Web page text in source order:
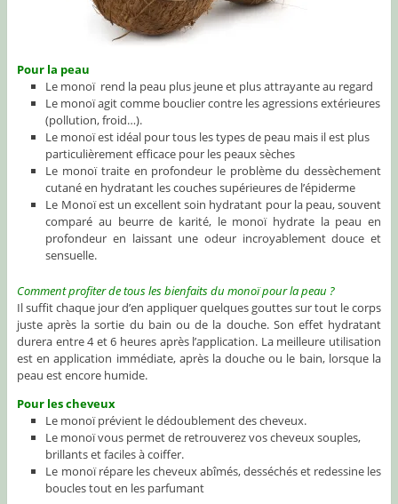
Pour la peau
Le monoï rend la peau plus jeune et plus attrayante au regard
Le monoï agit comme bouclier contre les agressions extérieures
(pollution, froid…).
Le monoï est idéal pour tous les types de peau mais il est plus
particulièrement efficace pour les peaux sèches
Le monoï traite en profondeur le problème du dessèchement
cutané en hydratant les couches supérieures de l’épiderme
Le Monoï est un excellent soin hydratant pour la peau, souvent
comparé au beurre de karité, le monoï hydrate la peau en
profondeur en laissant une odeur incroyablement douce et
sensuelle.
Comment profiter de tous les bienfaits du monoï pour la peau ?
Il suffit chaque jour d’en appliquer quelques gouttes sur tout le corps
juste après la sortie du bain ou de la douche. Son effet hydratant
durera entre 4 et 6 heures après l’application. La meilleure utilisation
est en application immédiate, après la douche ou le bain, lorsque la
peau est encore humide.
Pour les cheveux
Le monoï prévient le dédoublement des cheveux.
Le monoï vous permet de retrouverez vos cheveux souples,
brillants et faciles à coiffer.
Le monoï répare les cheveux abîmés, desséchés et redessine les
boucles tout en les parfumant